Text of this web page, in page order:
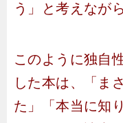
う」と考えなが
このように独自
した本は、「ま
た」「本当に知